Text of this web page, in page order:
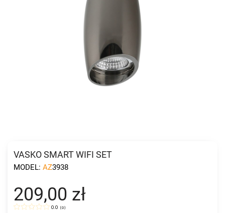
VASKO SMART WIFI SET
MODEL: AZ3938
209,00 zł
0.0 (0)